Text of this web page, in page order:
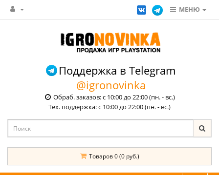
МЕНЮ
Поддержка в Telegram
@igronovinka
Обраб. заказов: с 10:00 до 22:00 (пн. - вс.)
Тех. поддержка: с 10:00 до 22:00 (пн. - вс.)
Товаров 0 (0 руб.)